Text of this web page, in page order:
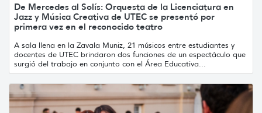
De Mercedes al Solís: Orquesta de la Licenciatura en
Jazz y Música Creativa de UTEC se presentó por
primera vez en el reconocido teatro
A sala llena en la Zavala Muniz, 21 músicos entre estudiantes y
docentes de UTEC brindaron dos funciones de un espectáculo que
surgió del trabajo en conjunto con el Área Educativa...